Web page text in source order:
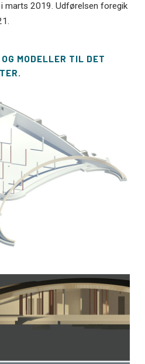
marts 2019. Udførelsen foregik
MODELLER TIL DET